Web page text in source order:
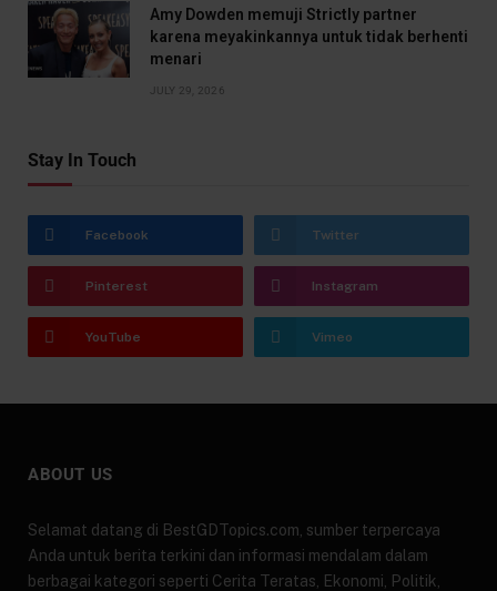
Amy Dowden memuji Strictly partner
karena meyakinkannya untuk tidak berhenti
menari
JULY 29, 2026
Stay In Touch
Facebook Twitter
Pinterest Instagram
YouTube Vimeo
ABOUT US
Selamat datang di BestGDTopics.com, sumber terpercaya
Anda untuk berita terkini dan informasi mendalam dalam
berbagai kategori seperti Cerita Teratas, Ekonomi, Politik,